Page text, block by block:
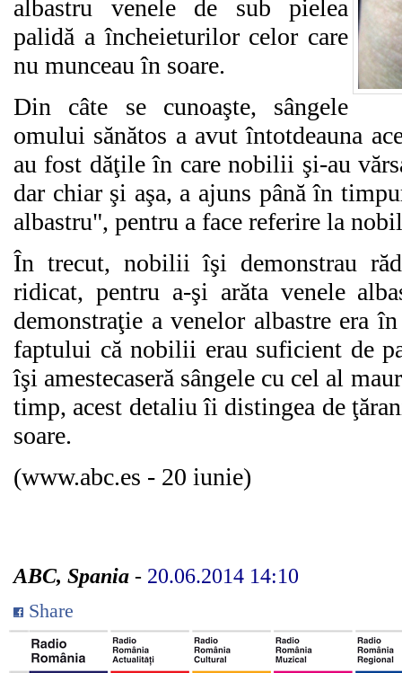
albastru venele de sub pielea
palidă a încheieturilor celor care
nu munceau în soare.
Din câte se cunoaşte, sângele
omului sănătos a avut întotdeauna
au fost dăţile în care nobilii şi-au
dar chiar şi aşa, a ajuns până în
albastru", pentru a face referire la
În trecut, nobilii îşi demonstrau
ridicat, pentru a-şi arăta venele
demonstraţie a venelor albastre era
faptului că nobilii erau suficient de
îşi amestecaseră sângele cu cel al
timp, acest detaliu îi distingea de
soare.
(www.abc.es - 20 iunie)
ABC, Spania - 20.06.2014 14:10
Share